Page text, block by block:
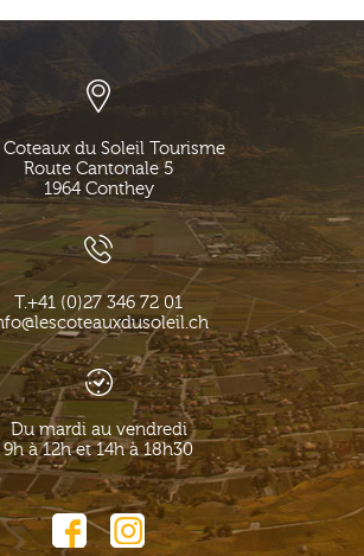
Coteaux du Soleil Tourisme
Route Cantonale 5
1964 Conthey
T.+41 (0)27 346 72 01
Du mardi au vendredi
9h à 12h et 14h à 18h30